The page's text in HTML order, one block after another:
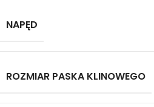
NAPĘD
ROZMIAR PASKA KLINOWEGO